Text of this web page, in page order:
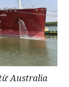
Australia